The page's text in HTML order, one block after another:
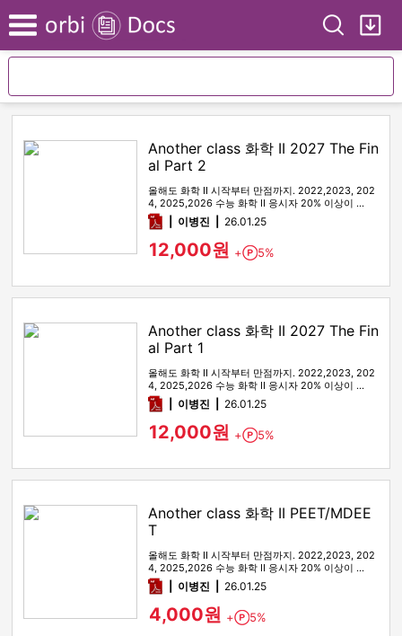
Menu Search
Another class 화학 II 2027 The Fin
al Part 2
올해도 화학 II 시작부터 만점까지. 2022,2023, 202
4, 2025,2026 수능 화학 II 응시자 20% 이상이 …
pdf이병진 26.01.25
12,000원 + Point
5%
Another class 화학 II 2027 The Fin
al Part 1
올해도 화학 II 시작부터 만점까지. 2022,2023, 202
4, 2025,2026 수능 화학 II 응시자 20% 이상이 …
pdf이병진 26.01.25
12,000원 + Point
5%
Another class 화학 II PEET/MDEE
T
올해도 화학 II 시작부터 만점까지. 2022,2023, 202
4, 2025,2026 수능 화학 II 응시자 20% 이상이 …
pdf이병진 26.01.25
4,000원 + Point
5%